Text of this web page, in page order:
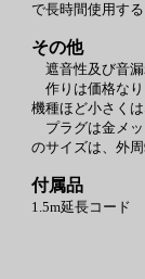
で長時間使用す
その他
遮音性及び音漏
作りは価格なり
機種ほど小さく
プラグは金メッ
のサイズは、外周
付属品
1.5m延長コード